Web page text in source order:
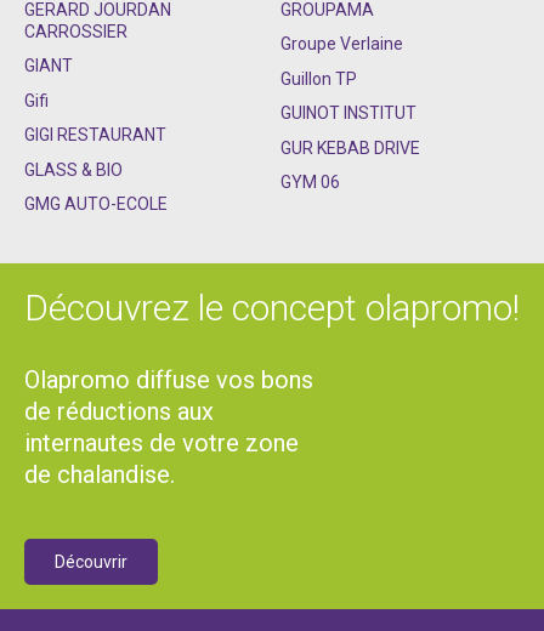
GERARD JOURDAN
CARROSSIER
GIANT
Gifi
GIGI RESTAURANT
GLASS & BIO
GMG AUTO-ECOLE
GROUPAMA
Groupe Verlaine
Guillon TP
GUINOT INSTITUT
GUR KEBAB DRIVE
GYM 06
Découvrez le concept olapromo!
Olapromo diffuse vos bons
de réductions aux
internautes de votre zone
de chalandise.
Découvrir